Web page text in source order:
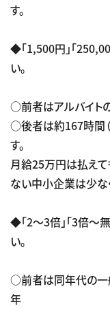
す。
◆「1,500円」「
い。
○前者はアルバイト
○後者は約167時間
す。
月給25万円は払えて
ない中小企業は少な
◆「2～3倍」「3倍～
い。
○前者は同年代の一
年